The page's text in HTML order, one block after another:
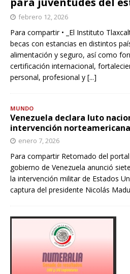
febrero 12, 2026
Para compartir • _El Instituto
becas con estancias en distintos
alimentación y seguro, así como
certificación internacional,
personal, profesional y [...]
MUNDO
Venezuela declara luto
intervención
enero 7, 2026
Para compartir Retomado del
gobierno de Venezuela anunció
la intervención militar de Estados
captura del presidente Nicolás